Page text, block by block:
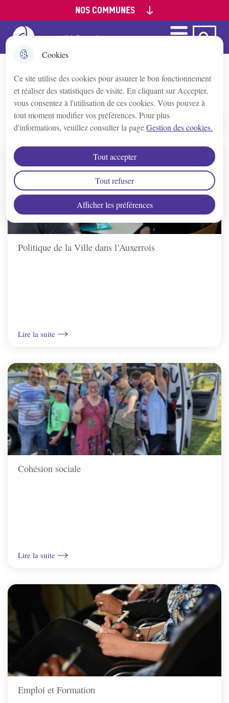
Cookies
Ce site utilise des cookies pour assurer le bon fonctionnement
et réaliser des statistiques de visite. En cliquant sur Accepter,
vous consentez à l'utilisation de ces cookies. Vous pouvez à
tout moment modifier vos préférences. Pour plus
d'informations, veuillez consulter la pageGestion des cookies.
Afficher les préférences
Tout accepter
Tout refuser
au
menu
Aller à la
Aller au
contenu
plan du site
NOS COMMUNES
Appoigny
Augy
Auxerre
Bleigny-le-Carreau
Champs/Yonne
Coulanges-la-Vineuse
Escamps
Escolives-Ste-Camille
Gurgy
Gy-l'Évêque
Lindry
Monéteau
Montigny-la-resle
Quenne
Menu
Politique de la ville
Accueil
Politique de la Ville dans l’Auxerrois
Lire la suite
Cohésion sociale
Lire la suite
Emploi et Formation